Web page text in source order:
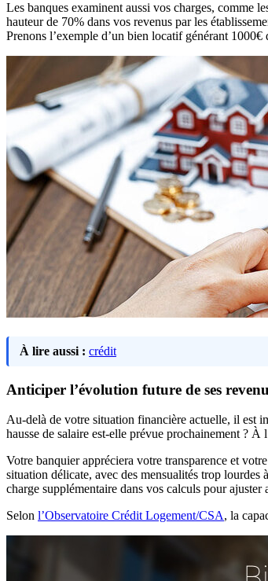
Les banques examinent aussi vos charges, comme
hauteur de 70% dans vos revenus par les
Prenons l’exemple d’un bien locatif générant
À lire aussi : crédit
Anticiper l’évolution future de ses
Au-delà de votre situation financière actuelle, il est
hausse de salaire est-elle prévue prochainement ? À
Votre banquier appréciera votre transparence et
situation délicate, avec des mensualités trop
charge supplémentaire dans vos calculs pour
Selon l’Observatoire Crédit Logement/CSA, la